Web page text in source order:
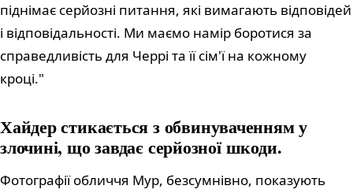
піднімає серйозні питання, які вимагають відповідей
і відповідальності. Ми маємо намір боротися за
справедливість для Черрі та її сім'ї на кожному
кроці."
Хайдер стикається з обвинуваченням у
злочині, що завдає серйозної шкоди.
Фотографії обличчя Мур, безсумнівно, показують